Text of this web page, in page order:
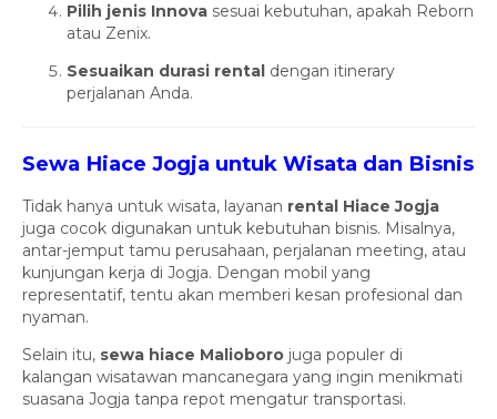
Pilih jenis Innova sesuai kebutuhan, apakah Reborn
atau Zenix.
Sesuaikan durasi rental dengan itinerary
perjalanan Anda.
Sewa Hiace Jogja untuk Wisata dan Bisnis
Tidak hanya untuk wisata, layanan rental Hiace Jogja
juga cocok digunakan untuk kebutuhan bisnis. Misalnya,
antar-jemput tamu perusahaan, perjalanan meeting, atau
kunjungan kerja di Jogja. Dengan mobil yang
representatif, tentu akan memberi kesan profesional dan
nyaman.
Selain itu, sewa hiace Malioboro juga populer di
kalangan wisatawan mancanegara yang ingin menikmati
suasana Jogja tanpa repot mengatur transportasi.